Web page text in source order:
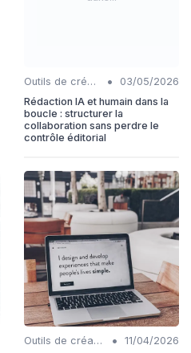
Outils de création de contenu automatisés •
03/05/2026
Rédaction IA et humain dans la
boucle : structurer la
collaboration sans perdre le
contrôle éditorial
Outils de création de contenu automatisés •
11/04/2026